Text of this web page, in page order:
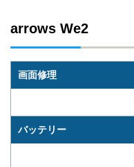
arrows We2
画面修理
バッテリー